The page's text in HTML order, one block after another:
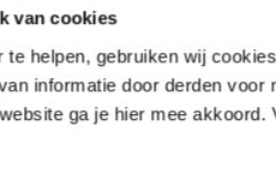
van cookies
helpen, gebruiken wij
informatie door derden voor
ga je hier mee akkoord.
rust uit en past
in iedere woonstijl.
staande lampen